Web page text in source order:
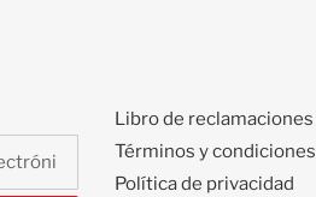
Libro de reclamaciones
Términos y condiciones
Política de privacidad